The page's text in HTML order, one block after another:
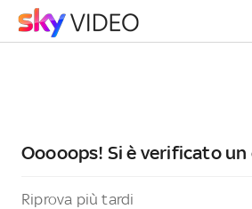
Ooooops! Si è verificato un
Riprova più tardi